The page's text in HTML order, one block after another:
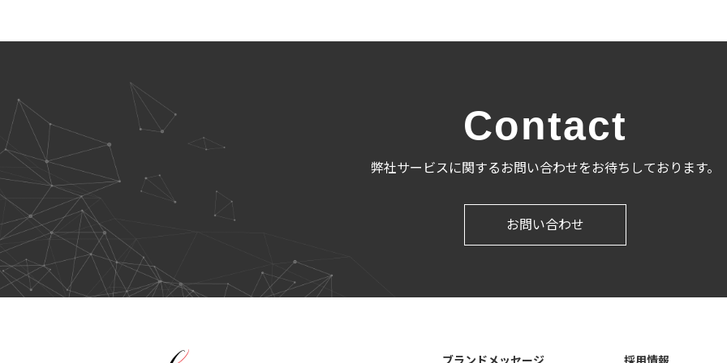
Contact
弊社サービスに関するお問い合わせをお待ちしております。
お問い合わせ